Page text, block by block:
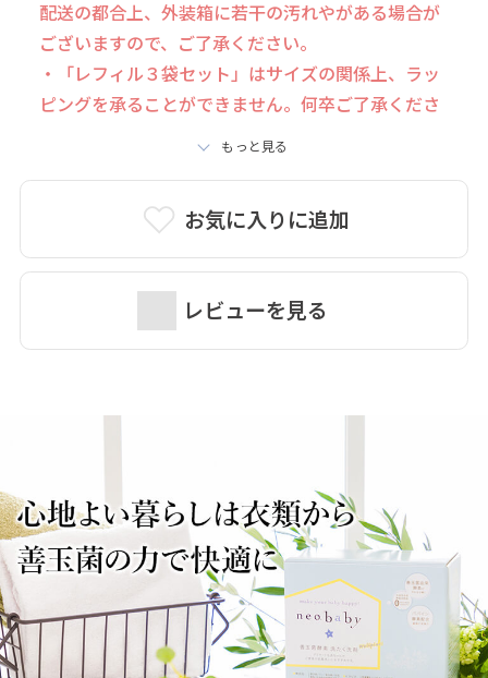
お気に入りに追加
レビューを見る
配送の都合上、外装箱に若干の汚れやがある場合が
ございますので、ご了承ください。
・「レフィル３袋セット」はサイズの関係上、ラッ
ピングを承ることができません。何卒ご了承くださ
もっと見る